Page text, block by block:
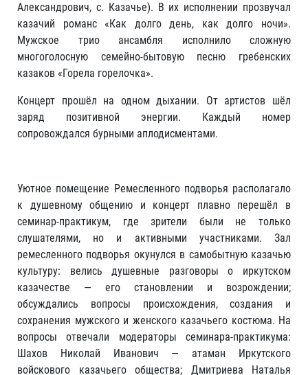
Александрович, с. Казачье). В их исполнении прозвучал
казачий романс «Как долго день, как долго ночи».
Мужское трио ансамбля исполнило сложную
многоголосную семейно-бытовую песню гребенских
казаков «Горела горелочка».
Концерт прошёл на одном дыхании. От артистов шёл
заряд позитивной энергии. Каждый номер
сопровождался бурными аплодисментами.
Уютное помещение Ремесленного подворья располагало
к душевному общению и концерт плавно перешёл в
семинар-практикум, где зрители были не только
слушателями, но и активными участниками. Зал
ремесленного подворья окунулся в самобытную казачью
культуру: велись душевные разговоры о иркутском
казачестве — его становлении и возрождении;
обсуждались вопросы происхождения, создания и
сохранения мужского и женского казачьего костюма. На
вопросы отвечали модераторы семинара-практикума:
Шахов Николай Иванович — атаман Иркутского
войскового казачьего общества; Дмитриева Наталья